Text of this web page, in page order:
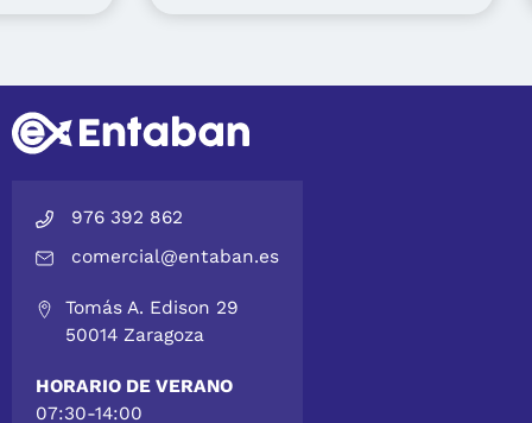
976 392 862
comercial@entaban.es
Tomás A. Edison 29
50014 Zaragoza
HORARIO DE VERANO
07:30-14:00